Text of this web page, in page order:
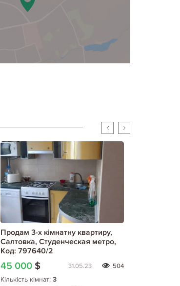
Продам 3-х кімнатну квартиру,
Салтовка, Студенческая метро,
Код: 797640/2
45 000 $ 31.05.23 504
Кількість кімнат: 3